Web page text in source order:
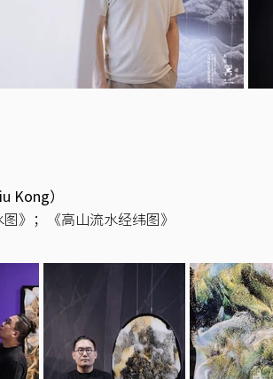
Kong）
》；《高山流水经纬图》